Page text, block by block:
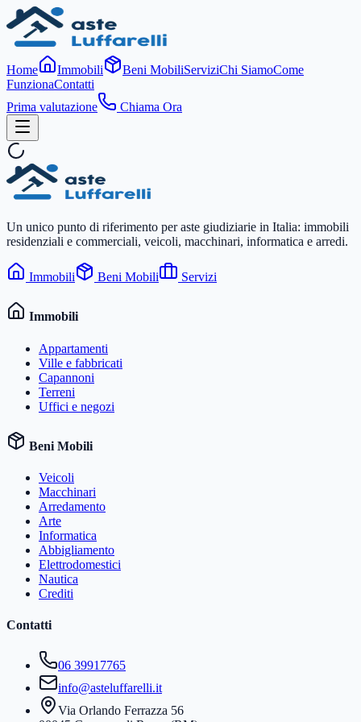
Home Immobili Beni MobiliServiziChi SiamoCome
FunzionaContatti
Prima valutazione
Chiama Ora
Un unico punto di riferimento per aste giudiziarie in Italia: immobili
residenziali e commerciali, veicoli, macchinari, informatica e arredi.
Immobili Beni Mobili Servizi
Immobili
Appartamenti
Ville e fabbricati
Capannoni
Terreni
Uffici e negozi
Beni Mobili
Veicoli
Macchinari
Arredamento
Arte
Informatica
Abbigliamento
Elettrodomestici
Nautica
Crediti
Contatti
06 39917765
info@asteluffarelli.it
Via Orlando Ferrazza 56